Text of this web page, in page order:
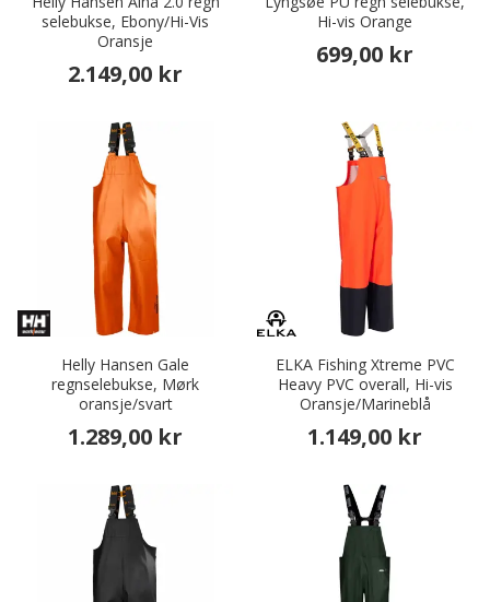
selebukse, Ebony/Hi-Vis
Oransje
2.149,00 kr
Hi-vis Orange
699,00 kr
Helly Hansen Gale
regnselebukse, Mørk
oransje/svart
1.289,00 kr
ELKA Fishing Xtreme PVC
Heavy PVC overall, Hi-vis
Oransje/Marineblå
1.149,00 kr